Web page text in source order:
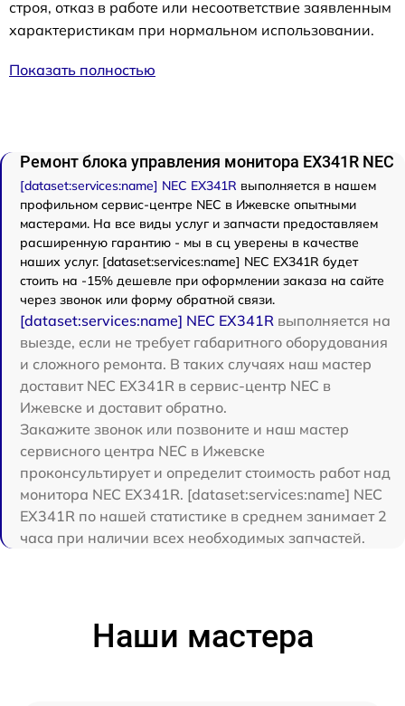
строя, отказ в работе или несоответствие заявленным
характеристикам при нормальном использовании.
Показать полностью
Ремонт блока управления монитора EX341R NEC
[dataset:services:name] NEC EX341R выполняется в нашем
профильном сервис-центре NEC в Ижевске опытными
мастерами. На все виды услуг и запчасти предоставляем
расширенную гарантию - мы в сц уверены в качестве
наших услуг. [dataset:services:name] NEC EX341R будет
стоить на -15% дешевле при оформлении заказа на сайте
через звонок или форму обратной связи.
[dataset:services:name] NEC EX341R выполняется на
выезде, если не требует габаритного оборудования
и сложного ремонта. В таких случаях наш мастер
доставит NEC EX341R в сервис-центр NEC в
Ижевске и доставит обратно.
Закажите звонок или позвоните и наш мастер
сервисного центра NEC в Ижевске
проконсультирует и определит стоимость работ над
монитора NEC EX341R. [dataset:services:name] NEC
EX341R по нашей статистике в среднем занимает 2
часа при наличии всех необходимых запчастей.
Наши мастера